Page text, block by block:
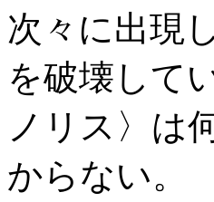
次々に出現
を破壊して
ノリス〉は
からない。